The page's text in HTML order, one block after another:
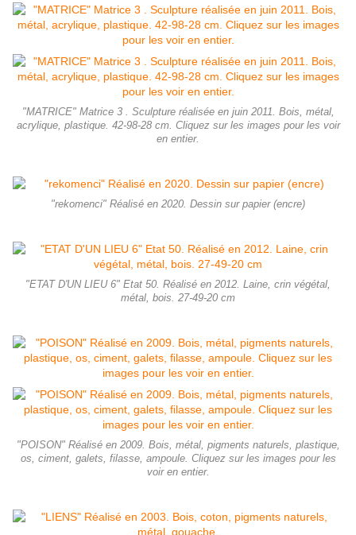
"MATRICE" Matrice 3 . Sculpture réalisée en juin 2011. Bois, métal,
acrylique, plastique. 42-98-28 cm. Cliquez sur les images pour les voir
en entier.
"rekomenci" Réalisé en 2020. Dessin sur papier (encre)
"ETAT D'UN LIEU 6" Etat 50. Réalisé en 2012. Laine, crin végétal,
métal, bois. 27-49-20 cm
"POISON" Réalisé en 2009. Bois, métal, pigments naturels, plastique,
os, ciment, galets, filasse, ampoule. Cliquez sur les images pour les
voir en entier.